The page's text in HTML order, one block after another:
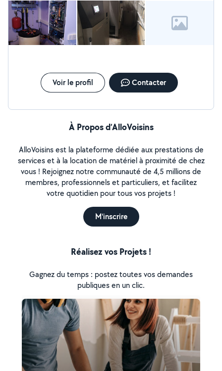
Voir le profil Contacter
À Propos d’AlloVoisins
AlloVoisins est la plateforme dédiée aux prestations de
services et à la location de matériel à proximité de chez
vous ! Rejoignez notre communauté de 4,5 millions de
membres, professionnels et particuliers, et facilitez
votre quotidien pour tous vos projets !
M'inscrire
Réalisez vos Projets !
Gagnez du temps : postez toutes vos demandes
publiques en un clic.